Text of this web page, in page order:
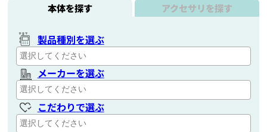
本体を探す アクセサリを探す
製品種別を選ぶ
メーカーを選ぶ
こだわりで選ぶ